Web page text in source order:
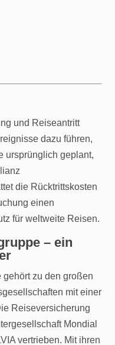
und Reiseantritt
dazu führen,
ursprünglich geplant,
die Rücktrittskosten
einen
für weltweite Reisen.
– ein
zu den großen
mit einer
Reiseversicherung
Mondial
vertrieben. Mit ihren